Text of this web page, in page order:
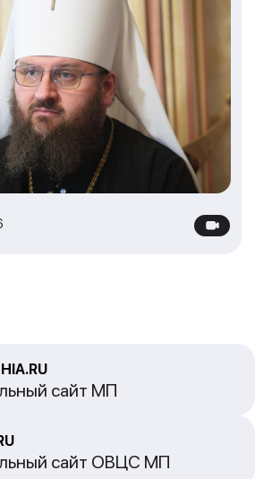
сайт МП
сайт ОВЦС МП